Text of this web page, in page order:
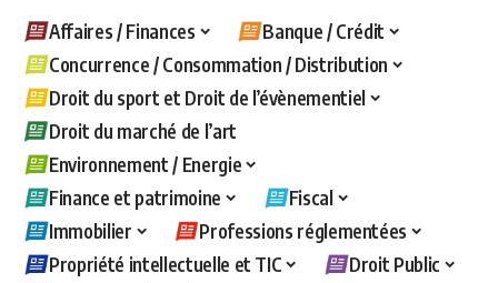
Affaires / Finances
Banque / Crédit
Concurrence / Consommation / Distribution
Droit du sport et Droit de l’évènementiel
Droit du marché de l’art
Environnement / Energie
Finance et patrimoine
Fiscal
Immobilier
Professions réglementées
Propriété intellectuelle et TIC
Droit Public